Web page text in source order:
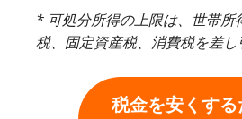
* 可処分所得の上限は、世帯所
税、固定資産税、消費税を差し
税金を安くす